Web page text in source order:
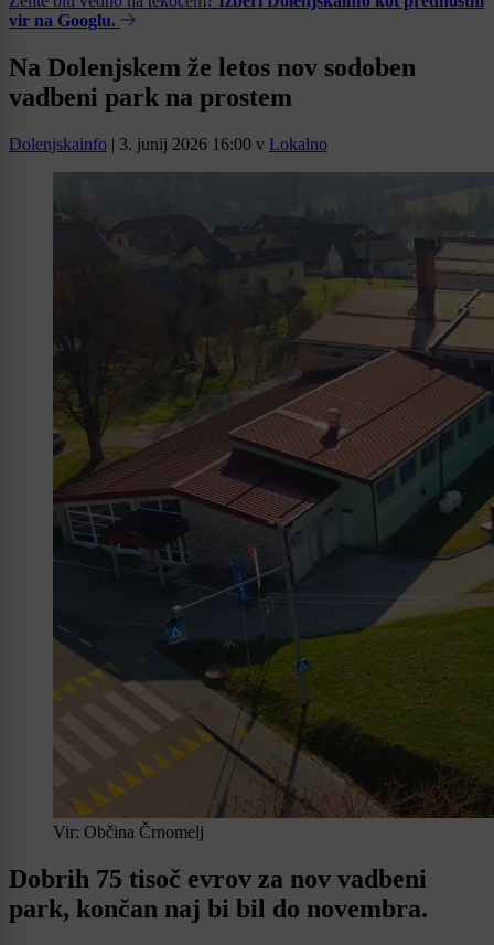
vir na Googlu.
Na Dolenjskem že letos nov sodoben
vadbeni park na prostem
Dolenjskainfo | 3. junij 2026 16:00 v Lokalno
Vir: Občina Črnomelj
Dobrih 75 tisoč evrov za nov vadbeni
park, končan naj bi bil do novembra.